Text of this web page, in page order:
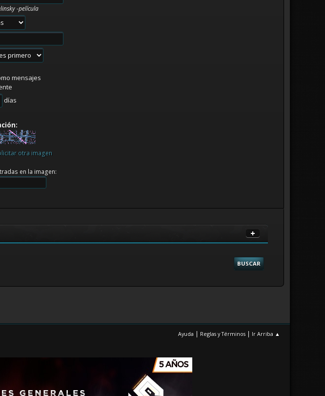
-película
mensajes
días
otra imagen
en la imagen:
Ayuda | Reglas y Términos | Ir Arriba ▲